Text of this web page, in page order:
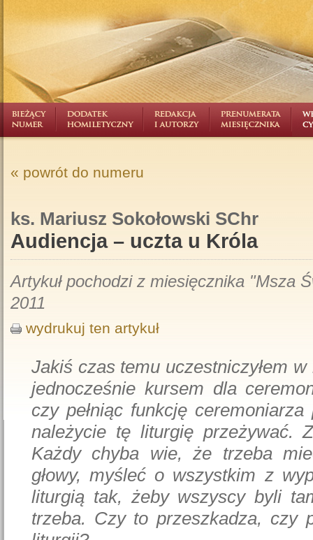
« powrót do numeru
ks. Mariusz Sokołowski SChr
Audiencja – uczta u Króla
Artykuł pochodzi z miesięcznika "Msza
2011
wydrukuj ten artykuł
Jakiś czas temu uczestniczyłem
jednocześnie kursem dla
czy pełniąc funkcję
należycie tę liturgię przeżywać.
Każdy chyba wie, że trzeba
głowy, myśleć o wszystkim z
liturgią tak, żeby wszyscy byli
trzeba. Czy to przeszkadza, czy